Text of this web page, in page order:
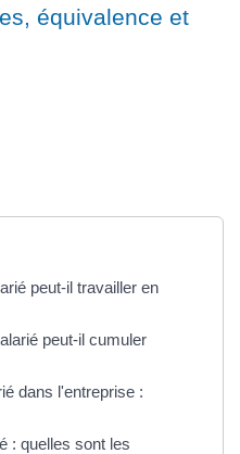
équivalence et
peut-il travailler en
peut-il cumuler
dans l'entreprise :
: quelles sont les